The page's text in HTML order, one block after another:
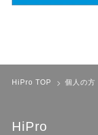
HiPro TOP 個人の方
HiPro